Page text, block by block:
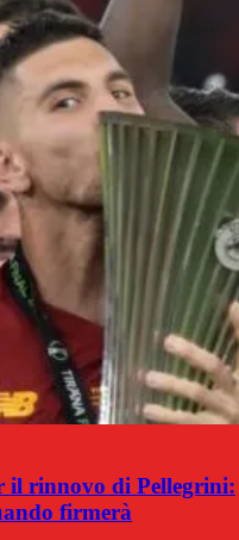
il rinnovo di Pellegrini:
firmerà